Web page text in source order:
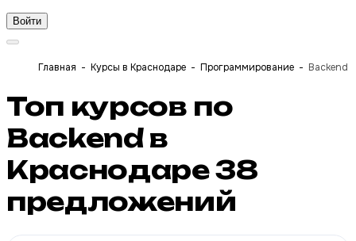
Войти
Главная Курсы в Краснодаре Программирование Backend
Топ курсов по
Backend в
Краснодаре38
предложений